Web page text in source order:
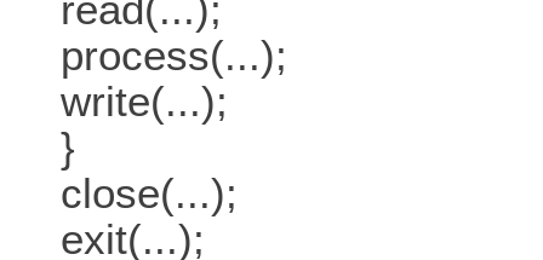
process(...);
write(...);
}
close(...);
exit(...);